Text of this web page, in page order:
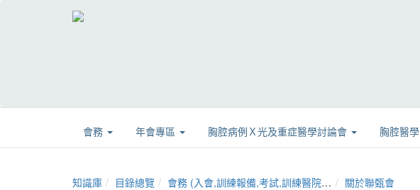
會務 年會專區 胸腔病例Ｘ光及重症醫學討論會 胸腔醫學
知識庫 目錄總覽 會務 (入會,訓練報備,考試,訓練醫院,章程,證書展延) 關於聯甄會